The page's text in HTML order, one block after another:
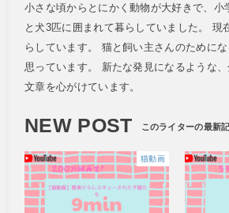
小さな頃からとにかく動物が大好きで、小
と犬3匹に囲まれて暮らしていました。 現
らしています。 猫と飼い主さんのために
思っています。 新たな発見になるような
文章を心がけています。
NEW POST
猫動画